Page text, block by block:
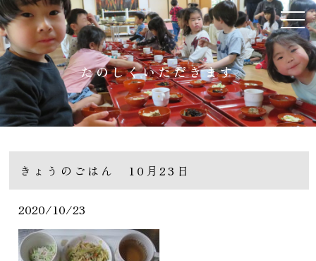
たのしくいただきます
きょうのごはん 10月23日
2020/10/23